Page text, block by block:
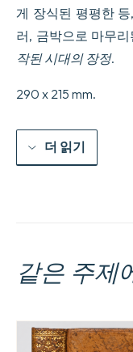
게 장식된 평평한
러, 금박으로 마무
작된 시대의 장정.
290 x 215 mm.
더 읽기
같은 주제